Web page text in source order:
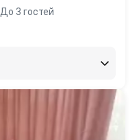
До 3 гостей